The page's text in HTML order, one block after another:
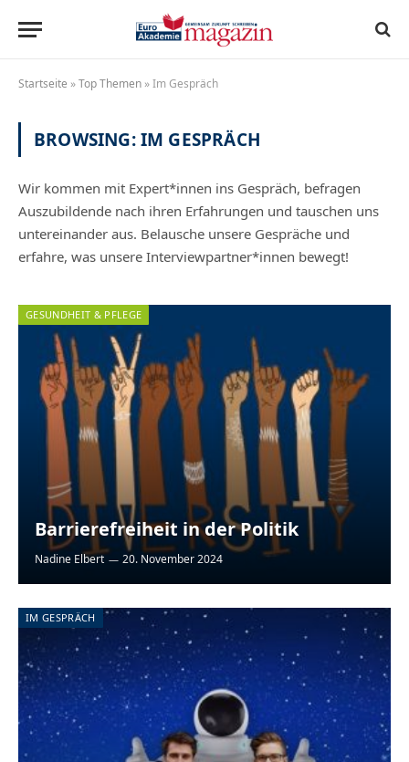
Startseite »Top Themen »Im Gespräch
BROWSING:IM GESPRÄCH
Wir kommen mit Expert*innen ins Gespräch, befragen
Auszubildende nach ihren Erfahrungen und tauschen uns
untereinander aus. Belausche unsere Gespräche und
erfahre, was unsere Interviewpartner*innen bewegt!
GESUNDHEIT & PFLEGE
Barrierefreiheit in der Politik
Nadine Elbert 20. November 2024
IM GESPRÄCH